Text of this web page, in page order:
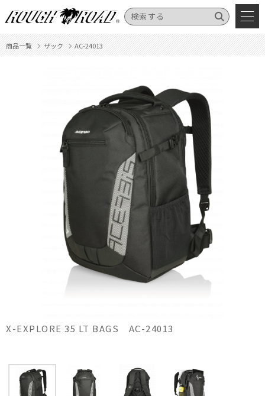
商品一覧 ザック AC-24013
X-EXPLORE 35 LT BAGS AC-24013